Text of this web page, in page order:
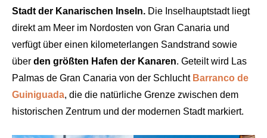
Stadt der Kanarischen Inseln. Die Inselhauptstadt liegt
direkt am Meer im Nordosten von Gran Canaria und
verfügt über einen kilometerlangen Sandstrand sowie
über den größten Hafen der Kanaren. Geteilt wird Las
Palmas de Gran Canaria von der Schlucht Barranco de
Guiniguada, die die natürliche Grenze zwischen dem
historischen Zentrum und der modernen Stadt markiert.